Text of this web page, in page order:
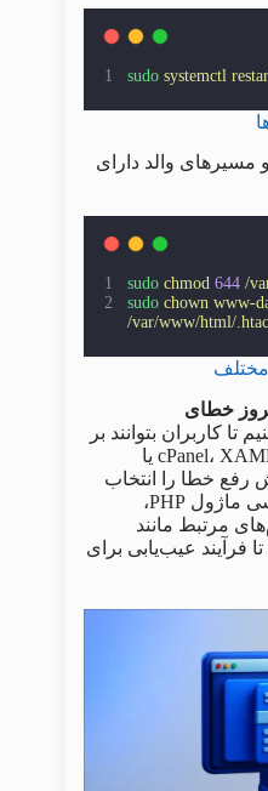
sudo systemctl
و مسیرهای والد دارای
sudo chmod 644 /
sudo chown www-
/var/www/html/
خطای
تا کاربران بتوانند بر
اساس محیط کاری خود (مانند cPanel، XAMPP یا
خطا را انتخاب
کنند. این مثال‌ها شامل نحوه بررسی ماژول PHP،
فرآیند عیب‌یابی برای